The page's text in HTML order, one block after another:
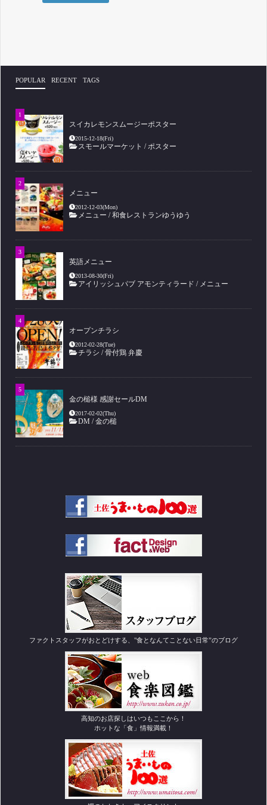
POPULAR RECENT TAGS
スイカレモンスムージーポスター
2015-12-18(Fri)
スモールマーケット /ポスター
メニュー
2012-12-03(Mon)
メニュー /和食レストランゆうゆう
英語メニュー
2013-08-30(Fri)
アイリッシュパブ アモンティラード / メニュー
オープンチラシ
2012-02-28(Tue)
チラシ /骨付鶏 弁慶
金の槌様 感謝セールDM
2017-02-02(Thu)
DM /金の槌
ファクトスタッフがおとどけする、"食となんてことない日常”のブログ
高知のお店探しはいつもここから！
ホットな「食」情報満載！